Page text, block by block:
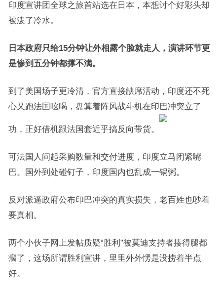
印度宣讲团全球之旅首站选在日本，本想讨个好彩头却
被泼了冷水。
日本政府只给15分钟让外相露个脸就走人，演讲环节更
是惨到五分钟都撑不满。
到了美国场子更冷清，官方直接缺席活动，印度还不死
心又跑法国吆喝，盘算着阵风战斗机在印巴冲突立了
功，正好借机跟法国套近乎搞反向带货。
可法国人问起采购数量和交付进度，印度立马闭紧嘴
巴。国外到处碰钉子，印度国内也乱成一锅粥。
反对派逼政府公布印巴冲突的真实损失，老百姓也吵着
要真相。
两个小伙子网上发帖质疑“胜利”被莫迪支持者揍得腿都
瘸了，这场所谓胜利宣讲，里里外外愣是没捞着半点
好。